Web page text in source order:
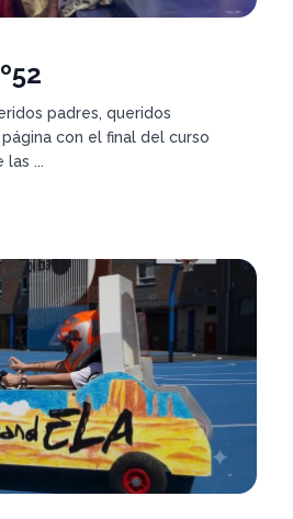
padres, queridos
con el final del curso
las ...